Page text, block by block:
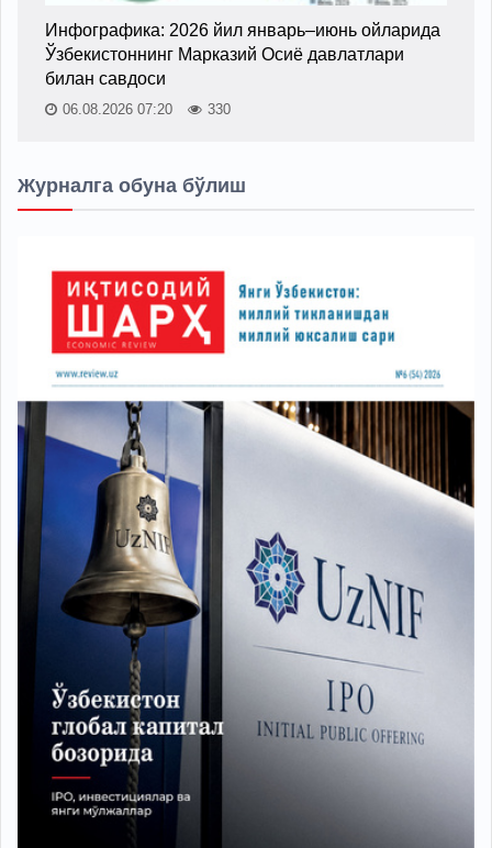
Инфографика: 2026 йил январь–июнь ойларида
Ўзбекистоннинг Марказий Осиё давлатлари
билан савдоси
06.08.2026 07:20 330
Журналга обуна бўлиш